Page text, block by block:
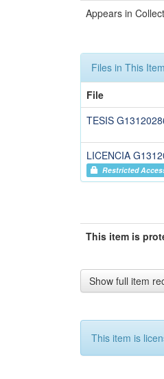
Appears in
Files in This
File
TESIS
LICENCIA
Restricted
This item is
Show full item
This item is